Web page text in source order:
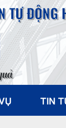
TỰ ĐỘNG
TIN